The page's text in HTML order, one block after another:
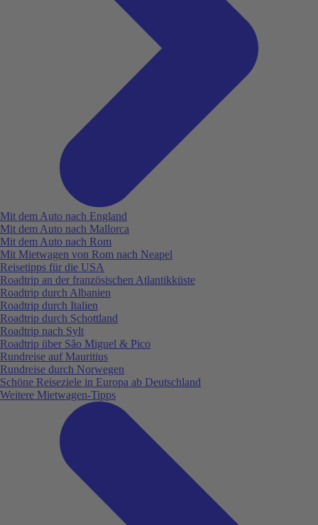
Mit dem Auto nach England
Mit dem Auto nach Mallorca
Mit dem Auto nach Rom
Mit Mietwagen von Rom nach Neapel
Reisetipps für die USA
Roadtrip an der französischen Atlantikküste
Roadtrip durch Albanien
Roadtrip durch Italien
Roadtrip durch Schottland
Roadtrip nach Sylt
Roadtrip über São Miguel & Pico
Rundreise auf Mauritius
Rundreise durch Norwegen
Schöne Reiseziele in Europa ab Deutschland
Weitere Mietwagen-Tipps